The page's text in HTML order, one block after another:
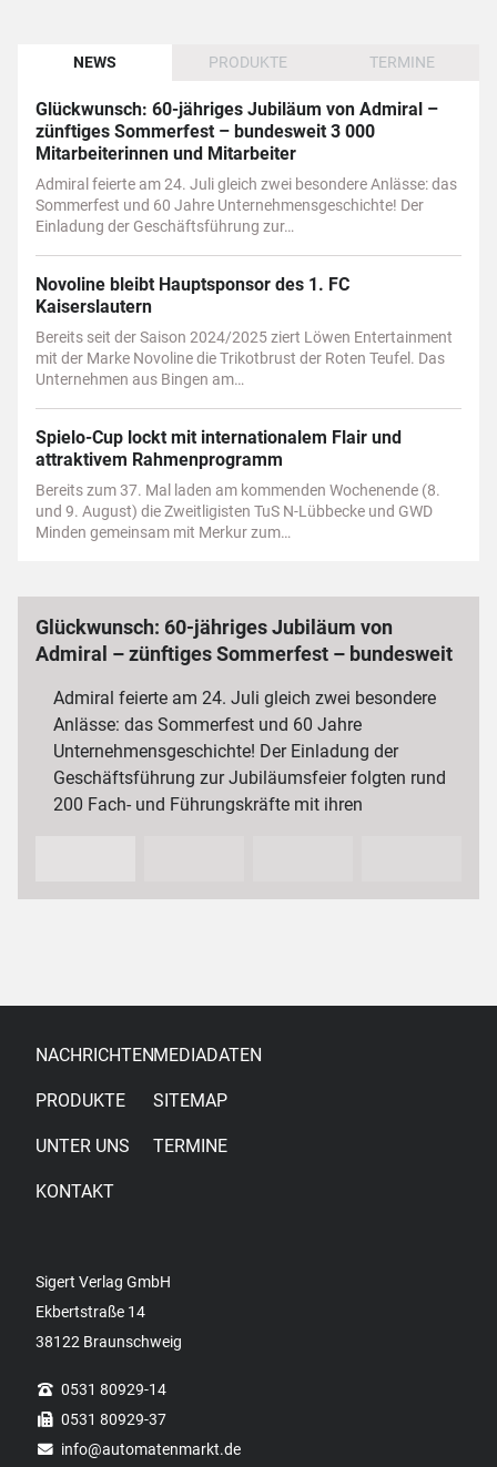
NEWS PRODUKTE TERMINE
Glückwunsch: 60-jähriges Jubiläum von Admiral –
zünftiges Sommerfest – bundesweit 3 000
Mitarbeiterinnen und Mitarbeiter
Admiral feierte am 24. Juli gleich zwei besondere Anlässe: das
Sommerfest und 60 Jahre Unternehmensgeschichte! Der
Einladung der Geschäftsführung zur…
Novoline bleibt Hauptsponsor des 1. FC
Kaiserslautern
Bereits seit der Saison 2024/2025 ziert Löwen Entertainment
mit der Marke Novoline die Trikotbrust der Roten Teufel. Das
Unternehmen aus Bingen am…
Spielo-Cup lockt mit internationalem Flair und
attraktivem Rahmenprogramm
Bereits zum 37. Mal laden am kommenden Wochenende (8.
und 9. August) die Zweitligisten TuS N-Lübbecke und GWD
Minden gemeinsam mit Merkur zum…
Glückwunsch: 60-jähriges Jubiläum von
Admiral – zünftiges Sommerfest – bundesweit
Admiral feierte am 24. Juli gleich zwei besondere
Anlässe: das Sommerfest und 60 Jahre
Unternehmensgeschichte! Der Einladung der
Geschäftsführung zur Jubiläumsfeier folgten rund
200 Fach- und Führungskräfte mit ihren
NACHRICHTEN
PRODUKTE
UNTER UNS
KONTAKT
MEDIADATEN
SITEMAP
TERMINE
Sigert Verlag GmbH
Ekbertstraße 14
38122 Braunschweig
0531 80929-14
0531 80929-37
info@automatenmarkt.de